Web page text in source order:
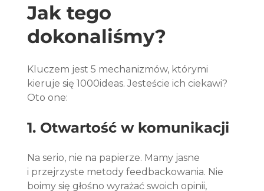
Jak tego
dokonaliśmy?
Kluczem jest 5 mechanizmów, którymi
kieruje się 1000ideas. Jesteście ich ciekawi?
Oto one:
1. Otwartość w komunikacji
Na serio, nie na papierze. Mamy jasne
i przejrzyste metody feedbackowania. Nie
boimy się głośno wyrażać swoich opinii,